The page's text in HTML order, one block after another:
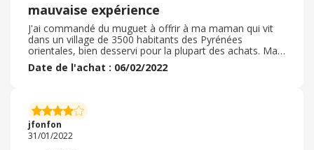
mauvaise expérience
J'ai commandé du muguet à offrir à ma maman qui vit
dans un village de 3500 habitants des Pyrénées
orientales, bien desservi pour la plupart des achats. Ma
commande n'a posé aucun souci, personne ne m'a
informée d'un problème éventuel. Une semaine plus
qui m'a informée que ma commande ne pouvait pas
être honorée en raison du partenaire local. Le
remboursement a été effectué dans la semaine
suivante. Je ne ferai plus appel à leurs services car si je
Date de l'achat : 06/02/2022
jfonfon
31/01/2022